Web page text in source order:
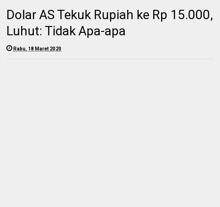
Dolar AS Tekuk Rupiah ke Rp 15.000,
Luhut: Tidak Apa-apa
Rabu, 18 Maret 2020